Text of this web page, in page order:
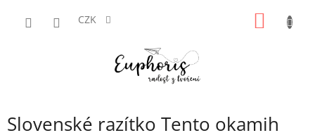
CZK
Slovenské razítko Tento okamih